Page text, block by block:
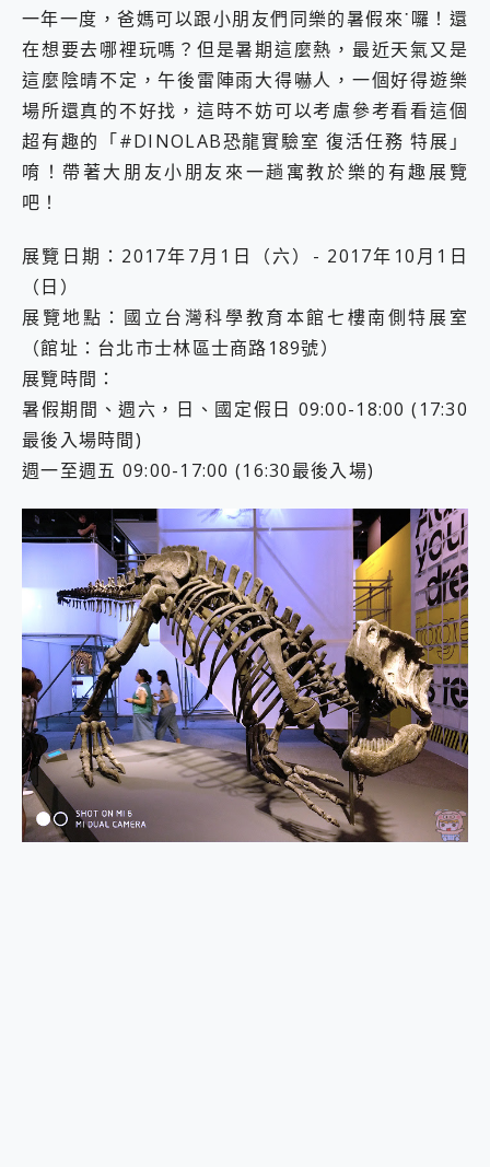
realme 14 Pro 超硬軍規、冰感變色實測，realme 14 5G 遊戲戰鬥值爆表，效能x娛樂全都要！
iPhone、Apple Watch、AirPods耳機 三個設備充電一起搞定 ONPRO MagReact™ M3 3 in 1可攜摺疊無線充電器 開箱 評測
動靜皆宜「HUAWEI FreeArc」開放式耳掛耳機，無感配戴! 超穩超服貼，音質、通話也很優質
好玩好拍 vivo V50 ~ 口袋裡的 Zeiss 潮流攝影棚!
25種洗烘模式一機搞定! Roborock 衣莉莎白 H1 Neo分子篩洗脫烘 AI 滾筒洗衣機
給 MSI Claw 系列電競掌機 最完美的家 MSI Nest Docking Station 掌機專屬擴充底座 開箱 評測
2億 APO蔡司長焦神機降臨~ vivo X200 Pro、vivo X200 就是這麼好拍
Locawhere AnyTo 寶可夢飛人 AnyTo 不出門也可以飛遍全世界
磁碟系統大風吹 有了 磁碟管理程式 EaseUS Partition Master 就是這麼簡單
全新 SONY Xperia 1 VI 開箱! 相機實測! 長焦覆蓋更遠更清晰、2日長續航、頂尖影音娛樂效能~
vivo TWS 3e 真無線藍牙耳機智慧降噪升級、音質明亮溫潤，並支援雙設備連接~
MSI Claw 掌機專屬配件包 來囉 完美保護 MSI Claw A1M-026TW 電競掌機
多個願望一次滿足 超強散熱 微星 MSI Claw A1M-026TW 電競掌機 開箱 評測
Motorola edge 70 pro 及 moto g37 power上市，登錄在送飛利浦氣炸鍋
近八千元的 Soundcore Liberty 5 Pro Max，有螢幕的耳機會是智商稅嗎?
ASUS Pad 全面應援 Me Time，加碼愛奇藝黃金雙周卡體驗，專案價最低 NT$0 起
榮耀 HONOR 600 Pro x MOLLY Limited Edition 限量版開賣，攜手味全龍進駐大巨蛋萬人盛典
一年一度，爸媽可以跟小朋友們同樂的暑假來˙囉！還
在想要去哪裡玩嗎？但是暑期這麼熱，最近天氣又是
這麼陰晴不定，午後雷陣雨大得嚇人，一個好得遊樂
場所還真的不好找，這時不妨可以考慮參考看看這個
超有趣的「#DINOLAB恐龍實驗室 復活任務 特展」
唷！帶著大朋友小朋友來一趟寓教於樂的有趣展覽
吧！
展覽日期：2017年7月1日（六）- 2017年10月1日
（日）
展覽地點：國立台灣科學教育本館七樓南側特展室
（館址：台北市士林區士商路189號）
展覽時間：
暑假期間、週六，日、國定假日 09:00-18:00 (17:30
最後入場時間)
週一至週五 09:00-17:00 (16:30最後入場)